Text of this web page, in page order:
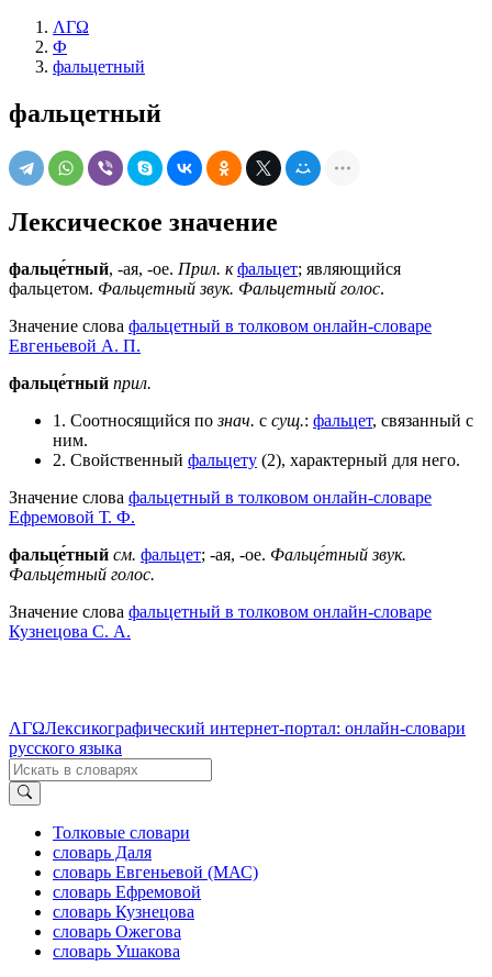
ΛΓΩ
Ф
фальцетный
фальцетный
Лексическое значение
фальце́тный, -ая, -ое. Прил. к фальцет; являющийся
фальцетом. Фальцетный звук. Фальцетный голос.
Значение слова фальцетный в толковом онлайн-словаре
Евгеньевой А. П.
фальце́тный прил.
1. Соотносящийся познач. с сущ.: фальцет, связанный с
ним.
2. Свойственный фальцету (2), характерный для него.
Значение слова фальцетный в толковом онлайн-словаре
Ефремовой Т. Ф.
фальце́тный см. фальцет; -ая, -ое. Фальце́тный звук.
Фальце́тный голос.
Значение слова фальцетный в толковом онлайн-словаре
Кузнецова С. А.
ΛΓΩЛексикографический интернет-портал: онлайн-словари
русского языка
Толковые словари
словарь Даля
словарь Евгеньевой (МАС)
словарь Ефремовой
словарь Кузнецова
словарь Ожегова
словарь Ушакова